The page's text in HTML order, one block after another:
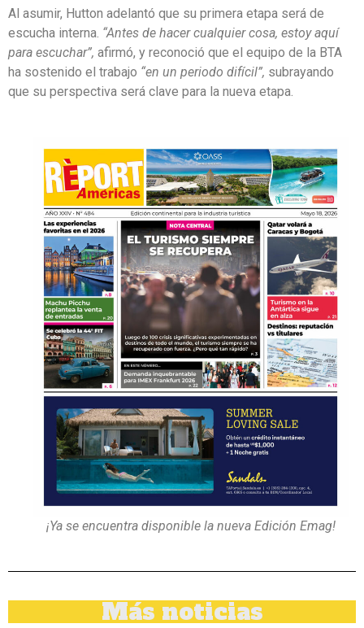
Al asumir, Hutton adelantó que su primera etapa será de
escucha interna. “Antes de hacer cualquier cosa, estoy aquí
para escuchar”, afirmó, y reconoció que el equipo de la BTA
ha sostenido el trabajo “en un periodo difícil”, subrayando
que su perspectiva será clave para la nueva etapa.
¡Ya se encuentra disponible la nueva Edición Emag!
Más noticias